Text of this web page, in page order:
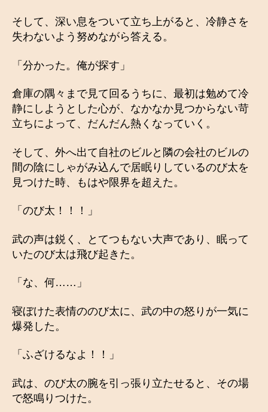
そして、深い息をついて立ち上がると、冷静さを
失わないよう努めながら答える。
「分かった。俺が探す」
倉庫の隅々まで見て回るうちに、最初は勉めて冷
静にしようとした心が、なかなか見つからない苛
立ちによって、だんだん熱くなっていく。
そして、外へ出て自社のビルと隣の会社のビルの
間の陰にしゃがみ込んで居眠りしているのび太を
見つけた時、もはや限界を超えた。
「のび太！！！」
武の声は鋭く、とてつもない大声であり、眠って
いたのび太は飛び起きた。
「な、何……」
寝ぼけた表情ののび太に、武の中の怒りが一気に
爆発した。
「ふざけるなよ！！」
武は、のび太の腕を引っ張り立たせると、その場
で怒鳴りつけた。